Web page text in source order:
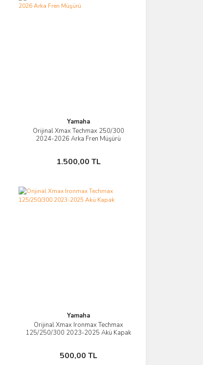
Yamaha
Orijinal Xmax Techmax 250/300
2024-2026 Arka Fren Müşürü
1.500,00 TL
İncele
Sepete Ekle
Yamaha
Orijinal Xmax Ironmax Techmax
125/250/300 2023-2025 Akü Kapak
500,00 TL
İncele
Sepete Ekle